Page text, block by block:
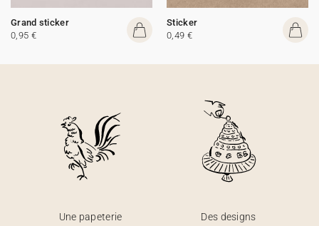
Grand sticker
0,95 €
Sticker
0,49 €
Une papeterie
Des designs